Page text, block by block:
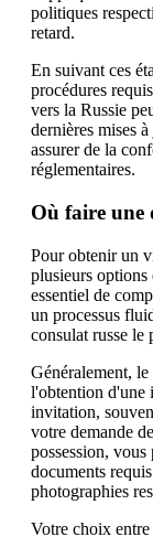
politiques
retard.
En suivant ces
procédures
vers la Russie
dernières mises
assurer de la
réglementaires.
Où faire une
Pour obtenir un
plusieurs
essentiel de
un processus
consulat russe le
Généralement, le
l'obtention d'une
invitation,
votre demande
possession, vous
documents
photographies
Votre choix